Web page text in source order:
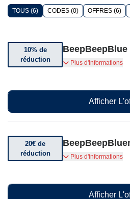
TOUS (6) CODES (0) OFFRES (6)
10% de
réduction
Jusqu'à 10% de
Plus d'informations
Afficher
20€ de
réduction
Bénéficiez jusqu’à
Plus d'informations
Afficher